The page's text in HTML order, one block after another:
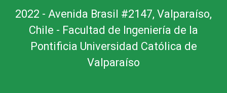
2022 - Avenida Brasil #2147, Valparaíso,
Chile - Facultad de Ingeniería de la
Pontificia Universidad Católica de
Valparaíso